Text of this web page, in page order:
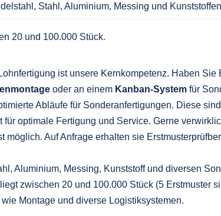
Stahl, Aluminium, Messing und
20 und 100.000 Stück.
ist unsere Kernkompetenz. Haben Sie
oder an einem Kanban-System für
Abläufe für Sonderanfertigungen. Diese
optimale Fertigung und Service. Gerne
Auf Anfrage erhalten sie
Aluminium, Messing, Kunststoff und diversen
zwischen 20 und 100.000 Stück (5 Erstmuster
Montage und diverse Logistiksystemen.